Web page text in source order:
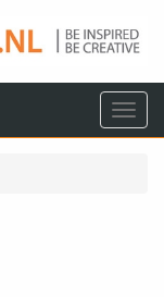
Menu